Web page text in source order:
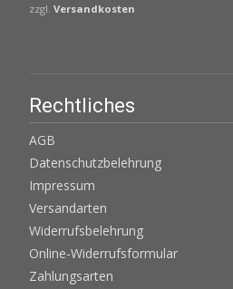
zzgl. Versandkosten
Rechtliches
AGB
Datenschutzbelehrung
Impressum
Versandarten
Widerrufsbelehrung
Online-Widerrufsformular
Zahlungsarten